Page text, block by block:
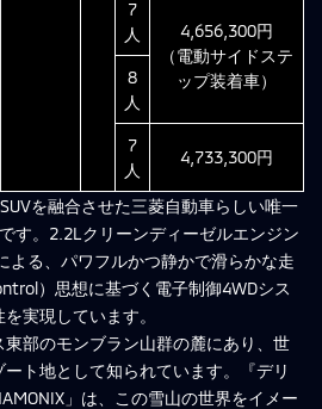
7
人
4,656,300円
（電動サイドステ
ップ装着車）
8
人
7
人
4,733,300円
を融合させた三菱自動車らしい唯一
す。2.2Lクリーンディーゼルエンジン
よる、パワフルかつ静かで滑らかな走
）思想に基づく電子制御4WDシス
実現しています。
東部のモンブラン山群の麓にあり、世
ト地として知られています。『デリ
」は、この雪山の世界をイメー